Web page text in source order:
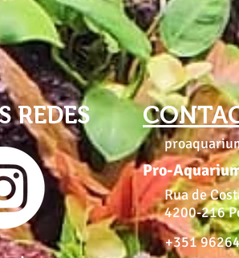
REDES
Pro-
Rua de
4200-216
+351